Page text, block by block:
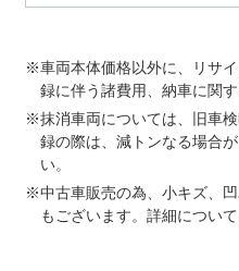
車両本体価格以外に、リサ
録に伴う諸費用、納車に関
抹消車両については、旧車
録の際は、減トンなる場合
い。
中古車販売の為、小キズ、
もございます。詳細につい